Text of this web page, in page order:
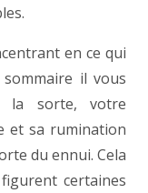
en ce qui
il vous
la sorte, votre
et sa rumination
du ennui. Cela
certaines